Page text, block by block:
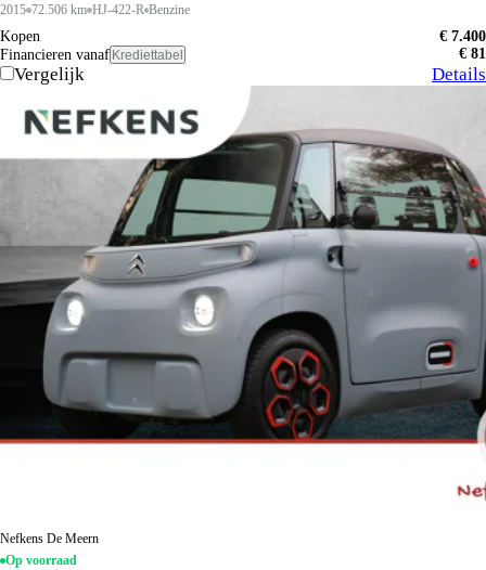
2015 72.506 km HJ-422-R Benzine
Kopen
€ 7.400
Financieren vanaf Krediettabel € 81
Vergelijk Details
Nefkens De Meern
Op voorraad